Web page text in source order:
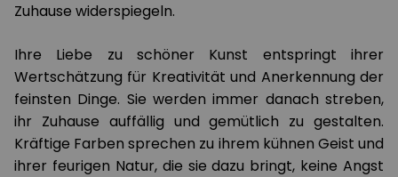
Zuhause widerspiegeln.
Ihre Liebe zu schöner Kunst entspringt ihrer
Wertschätzung für Kreativität und Anerkennung der
feinsten Dinge. Sie werden immer danach streben,
ihr Zuhause auffällig und gemütlich zu gestalten.
Kräftige Farben sprechen zu ihrem kühnen Geist und
ihrer feurigen Natur, die sie dazu bringt, keine Angst